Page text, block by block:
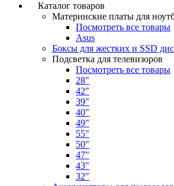
Каталог товаров
Материнские платы для
Посмотреть все товары
Asus
Боксы для жестких и SSD
Подсветка для телевизоров
Посмотреть все товары
28"
42"
39"
40"
49"
55"
50"
47"
43"
32"